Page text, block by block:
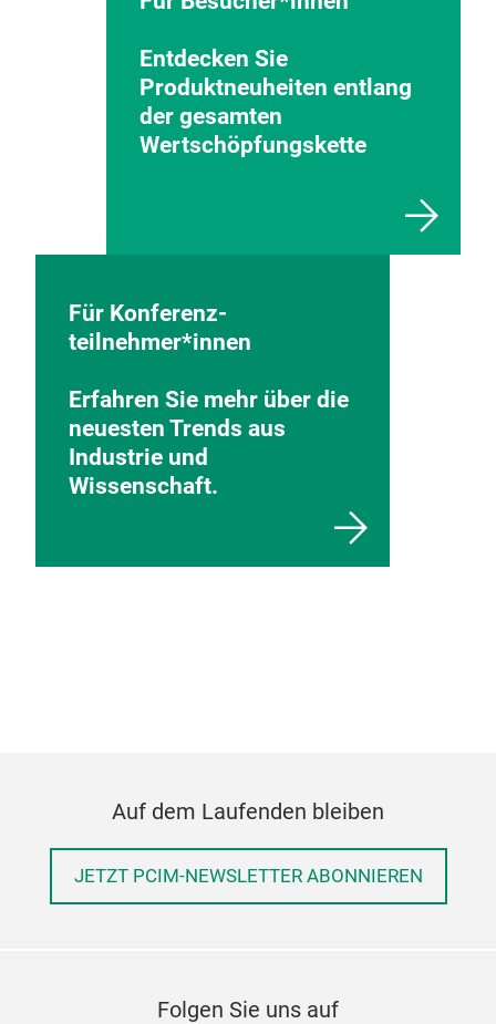
Entdecken Sie
Produktneuheiten entlang
der gesamten
Wertschöpfungskette
Für Konferenz-
teilnehmer*innen
Erfahren Sie mehr über die
neuesten Trends aus
Industrie und
Wissenschaft.
Auf dem Laufenden bleiben
JETZT PCIM-NEWSLETTER ABONNIEREN
Folgen Sie uns auf